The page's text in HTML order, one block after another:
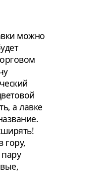
можно
а лавке
гору,